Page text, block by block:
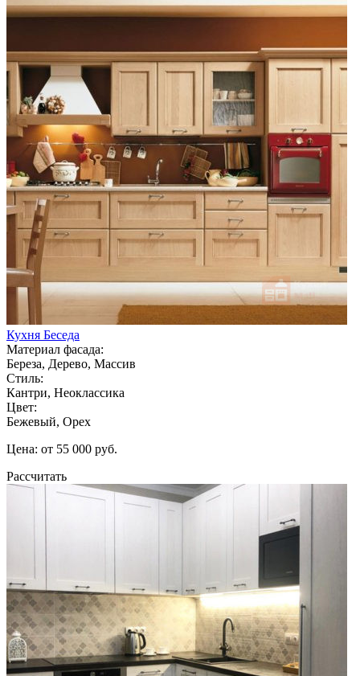
Кухня Беседа
Материал фасада:
Береза, Дерево, Массив
Стиль:
Кантри, Неоклассика
Цвет:
Бежевый, Орех
Цена: от 55 000 руб.
Рассчитать